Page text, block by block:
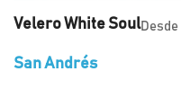
Velero White SoulDesde
San Andrés